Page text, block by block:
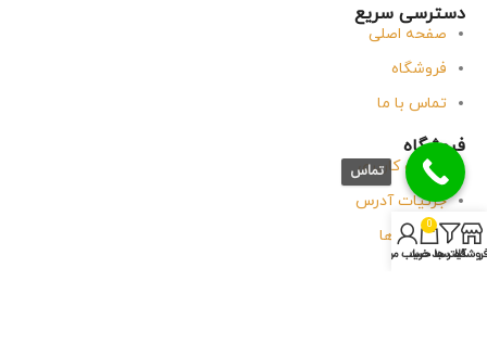
دسترسی سریع
صفحه اصلی
فروشگاه
تماس با ما
فروشگاه
حساب کاربری
جزئیات آدرس
سفارش ها
فروشگاهفیلتر ها
0
سبد خرید
حساب من
تماس